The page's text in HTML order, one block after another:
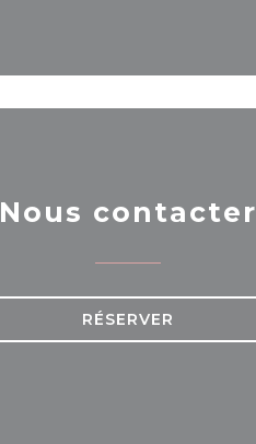
Nous contacter
RÉSERVER